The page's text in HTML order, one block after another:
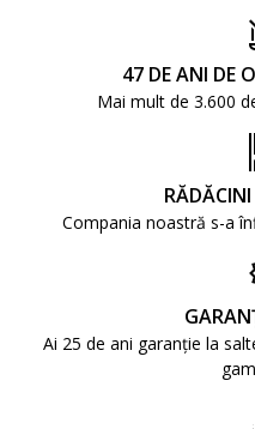
47 DE ANI DE
Mai mult de 3.600
Compania noastră s-a
Ai 25 de ani garanție la